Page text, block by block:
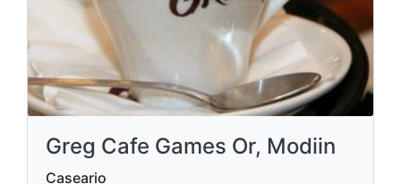
Greg Cafe Games Or, Modiin
Caseario